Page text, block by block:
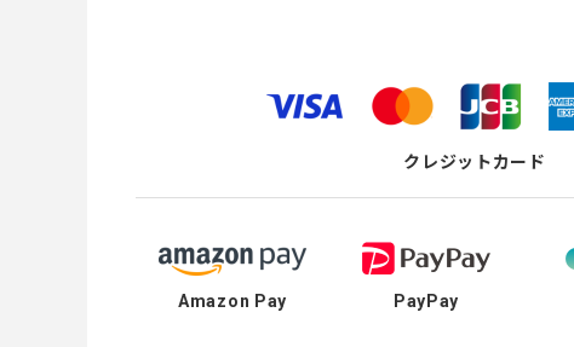
クレジットカード
Amazon Pay PayPay